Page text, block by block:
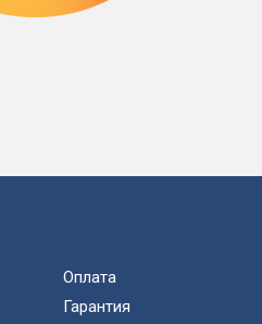
Оплата
Гарантия